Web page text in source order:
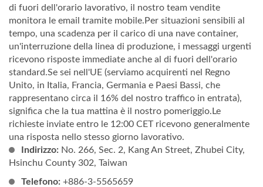
di fuori dell'orario lavorativo, il nostro team vendite
monitora le email tramite mobile.Per situazioni sensibili al
tempo, una scadenza per il carico di una nave container,
un'interruzione della linea di produzione, i messaggi urgenti
ricevono risposte immediate anche al di fuori dell'orario
standard.Se sei nell'UE (serviamo acquirenti nel Regno
Unito, in Italia, Francia, Germania e Paesi Bassi, che
rappresentano circa il 16% del nostro traffico in entrata),
significa che la tua mattina è il nostro pomeriggio.Le
richieste inviate entro le 12:00 CET ricevono generalmente
una risposta nello stesso giorno lavorativo.
Indirizzo: No. 266, Sec. 2, Kang An Street, Zhubei City,
Hsinchu County 302, Taiwan
Telefono: +886-3-5565659